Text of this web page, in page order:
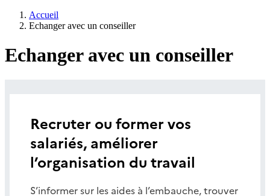
Accueil
Echanger avec un conseiller
Echanger avec un conseiller